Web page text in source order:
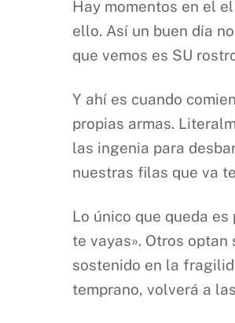
Hay momentos en el
ello. Así un buen día
que vemos es SU
Y ahí es cuando
propias armas.
las ingenia para
nuestras filas que va
Lo único que queda
te vayas». Otros
sostenido en la
temprano, volverá a